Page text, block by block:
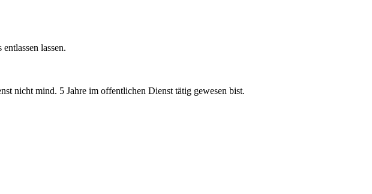
lassen.
nicht mind. 5 Jahre im offentlichen Dienst tätig gewesen bist.